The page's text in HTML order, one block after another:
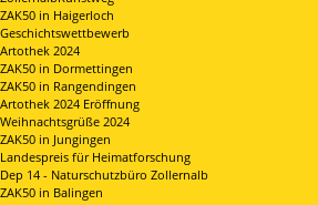
ZAK50 in Haigerloch
Geschichtswettbewerb
Artothek 2024
ZAK50 in Dormettingen
ZAK50 in Rangendingen
Artothek 2024 Eröffnung
Weihnachtsgrüße 2024
ZAK50 in Jungingen
Landespreis für Heimatforschung
Dep 14 - Naturschutzbüro Zollernalb
ZAK50 in Balingen